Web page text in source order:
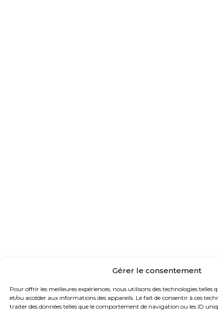
Gérer le consentement
Pour offrir les meilleures expériences, nous utilisons des technologies telles
et/ou accéder aux informations des appareils. Le fait de consentir à ces
traiter des données telles que le comportement de navigation ou les ID